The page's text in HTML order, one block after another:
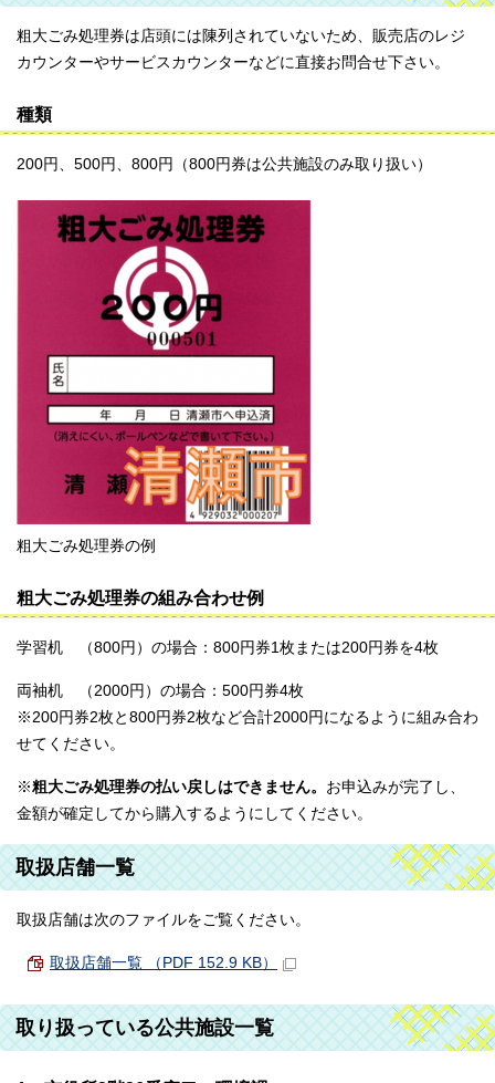
粗大ごみ処理券は店頭には陳列されていないため、販売店のレジ
カウンターやサービスカウンターなどに直接お問合せ下さい。
種類
200円、500円、800円（800円券は公共施設のみ取り扱い）
粗大ごみ処理券の例
粗大ごみ処理券の組み合わせ例
学習机 （800円）の場合：800円券1枚または200円券を4枚
両袖机 （2000円）の場合：500円券4枚
※200円券2枚と800円券2枚など合計2000円になるように組み合わ
せてください。
※粗大ごみ処理券の払い戻しはできません。 お申込みが完了し、
金額が確定してから購入するようにしてください。
取扱店舗一覧
取扱店舗は次のファイルをご覧ください。
取扱店舗一覧 （PDF 152.9 KB）
取り扱っている公共施設一覧